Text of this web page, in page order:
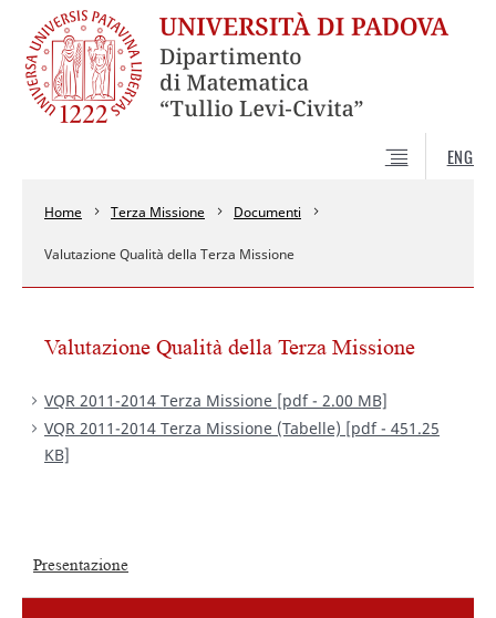
ENG
Home Terza Missione Documenti
Valutazione Qualità della Terza Missione
Presentazione
Valutazione Qualità della Terza Missione
VQR 2011-2014 Terza Missione [pdf - 2.00 MB]
VQR 2011-2014 Terza Missione (Tabelle) [pdf - 451.25
KB]